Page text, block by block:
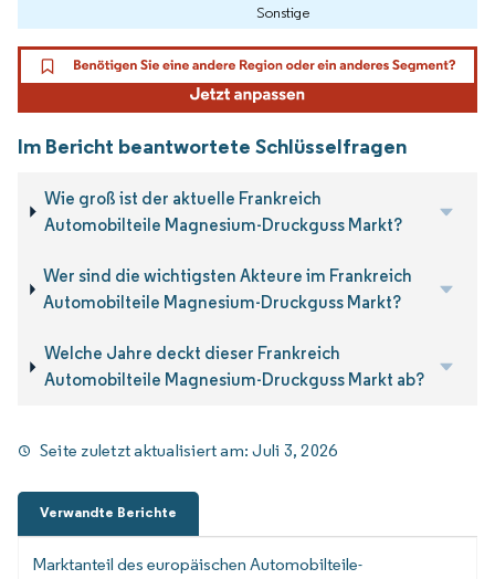
Sonstige
Im Bericht beantwortete Schlüsselfragen
Wie groß ist der aktuelle Frankreich
Automobilteile Magnesium-Druckguss Markt?
Wer sind die wichtigsten Akteure im Frankreich
Automobilteile Magnesium-Druckguss Markt?
Welche Jahre deckt dieser Frankreich
Automobilteile Magnesium-Druckguss Markt ab?
Seite zuletzt aktualisiert am:Juli 3, 2026
Verwandte Berichte
Marktanteil des europäischen Automobilteile-